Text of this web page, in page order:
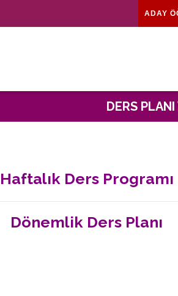
ADAY
DERS
Haftalık Ders Programı
Dönemlik Ders Planı